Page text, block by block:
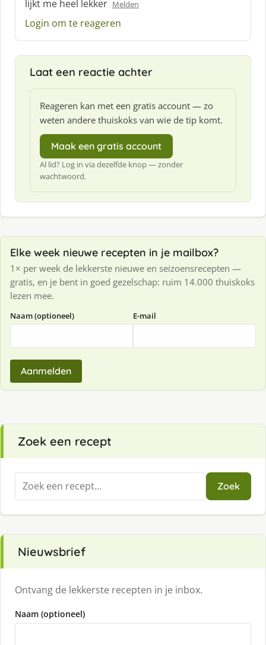
h
r
lijkt me heel lekker Melden
Login om te reageren
Laat een reactie achter
Reageren kan met een gratis account — zo
weten andere thuiskoks van wie de tip komt.
Maak een gratis account
Al lid? Log in via dezelfde knop — zonder
wachtwoord.
Elke week nieuwe recepten in je mailbox?
1× per week de lekkerste nieuwe en seizoensrecepten —
gratis, en je bent in goed gezelschap: ruim 14.000 thuiskoks
lezen mee.
Naam (optioneel) E-mail
Aanmelden
Zoek een recept
Zoeken
naar:
Zoek
Nieuwsbrief
Ontvang de lekkerste recepten in je inbox.
Naam (optioneel)